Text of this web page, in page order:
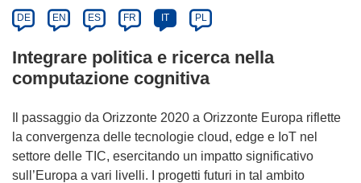
DE EN ES FR IT PL
Integrare politica e ricerca nella
computazione cognitiva
Il passaggio da Orizzonte 2020 a Orizzonte Europa riflette
la convergenza delle tecnologie cloud, edge e IoT nel
settore delle TIC, esercitando un impatto significativo
sull’Europa a vari livelli. I progetti futuri in tal ambito